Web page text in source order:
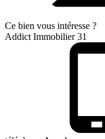
Ce bien vous intéresse ?
Addict Immobilier 31